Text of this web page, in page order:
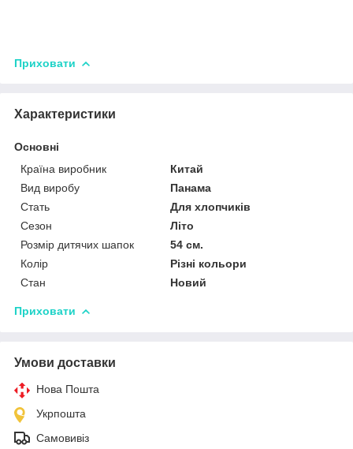
Приховати
Характеристики
Основні
Країна виробник
Китай
Вид виробу
Панама
Стать
Для хлопчиків
Сезон
Літо
Розмір дитячих шапок
54 см.
Колір
Різні кольори
Стан
Новий
Приховати
Умови доставки
Нова Пошта
Укрпошта
Самовивіз